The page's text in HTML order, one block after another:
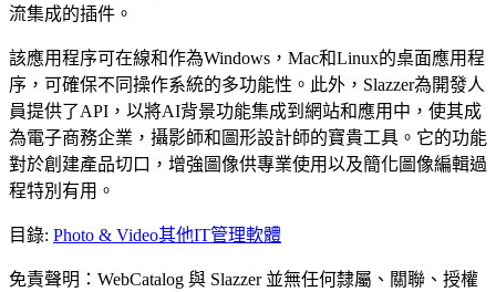
流集成的插件。
該應用程序可在線和作為Windows，Mac和Linux的桌面應用程
序，可確保不同操作系統的多功能性。此外，Slazzer為開發人
員提供了API，以將AI背景功能集成到網站和應用中，使其成
為電子商務企業，攝影師和圖形設計師的寶貴工具。它的功能
對於創建產品切口，增強圖像供專業使用以及簡化圖像編輯過
程特別有用。
目錄: Photo & Video其他IT管理軟體
免責聲明：WebCatalog 與 Slazzer 並無任何隸屬、關聯、授權